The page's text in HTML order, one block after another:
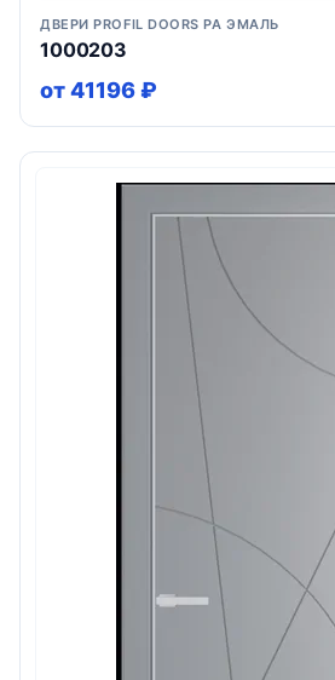
ДВЕРИ PROFIL DOORS PA ЭМАЛЬ
1000203
от 41196 ₽